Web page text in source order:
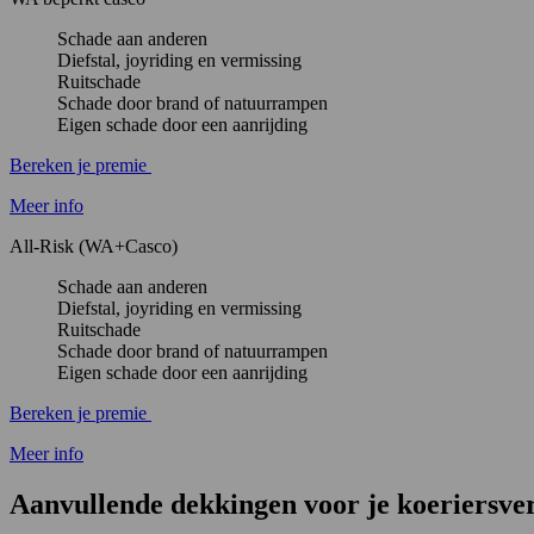
Schade aan anderen
Diefstal, joyriding en vermissing
Ruitschade
Schade door brand of natuurrampen
Eigen schade door een aanrijding
Bereken je premie
Meer info
All-Risk (WA+Casco)
Schade aan anderen
Diefstal, joyriding en vermissing
Ruitschade
Schade door brand of natuurrampen
Eigen schade door een aanrijding
Bereken je premie
Meer info
Aanvullende dekkingen voor je